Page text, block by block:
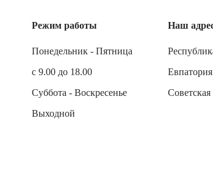
Режим работы
Понедельник - Пятница
с 9.00 до 18.00
Суббота - Воскресенье
Выходной
Наш
Евпатория
Советская